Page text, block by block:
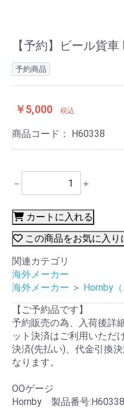
【予約】ビール貨
予約商品
￥5,000 税込
商品コード： H60338
－ ＋
カートに入れる
この商品をお気に入り
関連カテゴリ
海外メーカー
海外メーカー ＞ Hornby
【ご予約品です】
予約販売の為、入荷後詳
ット決済はご利用いただ
決済(先払い)、代金引換
なります。
OOゲージ
Hornby 製品番号:H60338